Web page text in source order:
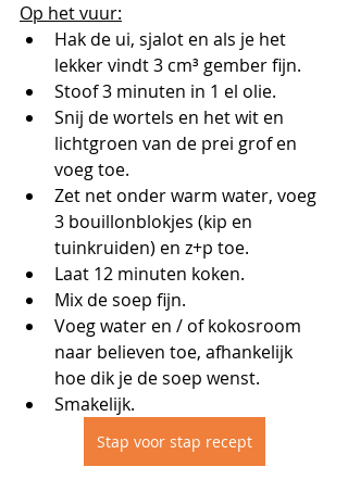
Op het vuur:
Hak de ui, sjalot en als je het
lekker vindt 3 cm³ gember fijn.
Stoof 3 minuten in 1 el olie.
Snij de wortels en het wit en
lichtgroen van de prei grof en
voeg toe.
Zet net onder warm water, voeg
3 bouillonblokjes (kip en
tuinkruiden) en z+p toe.
Laat 12 minuten koken.
Mix de soep fijn.
Voeg water en / of kokosroom
naar believen toe, afhankelijk
hoe dik je de soep wenst.
Smakelijk.
Stap voor stap recept